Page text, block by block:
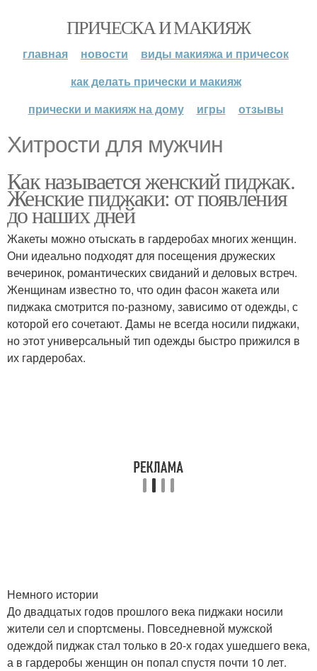
ПРИЧЕСКА И МАКИЯЖ
главная новости
виды макияжа и причесок
как делать прически и макияж
прически и макияж на дому
игры отзывы
Хитрости для мужчин
Как называется женский пиджак.
Женские пиджаки: от появления
до наших дней
Жакеты можно отыскать в гардеробах многих женщин.
Они идеально подходят для посещения дружеских
вечеринок, романтических свиданий и деловых встреч.
Женщинам известно то, что один фасон жакета или
пиджака смотрится по-разному, зависимо от одежды, с
которой его сочетают. Дамы не всегда носили пиджаки,
но этот универсальный тип одежды быстро прижился в
их гардеробах.
Немного истории
До двадцатых годов прошлого века пиджаки носили
жители сел и спортсмены. Повседневной мужской
одеждой пиджак стал только в 20-х годах ушедшего века,
а в гардеробы женщин он попал спустя почти 10 лет.